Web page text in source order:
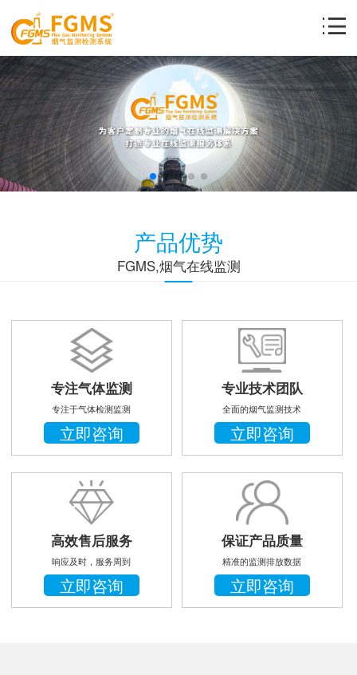
产品优势
FGMS,烟气在线监测
专注气体监测
专注于气体检测监测
立即咨询
专业技术团队
全面的烟气监测技术
立即咨询
高效售后服务
响应及时，服务周到
立即咨询
保证产品质量
精准的监测排放数据
立即咨询